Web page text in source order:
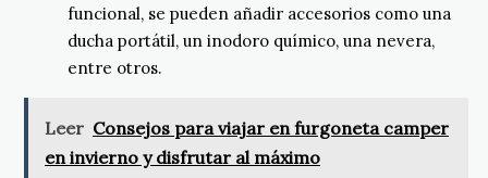
funcional, se pueden añadir accesorios como una
ducha portátil, un inodoro químico, una nevera,
entre otros.
Leer Consejos para viajar en furgoneta camper
en invierno y disfrutar al máximo